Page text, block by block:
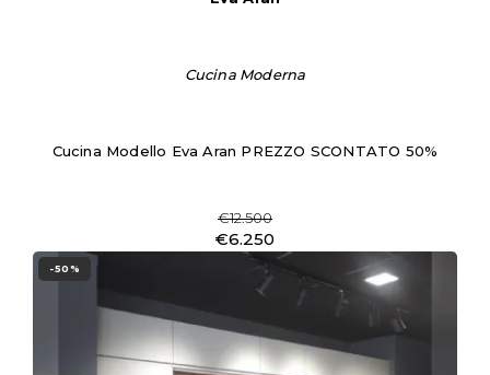
Cucina Moderna
Cucina Modello Eva Aran PREZZO SCONTATO 50%
€12.500
€6.250
-50%